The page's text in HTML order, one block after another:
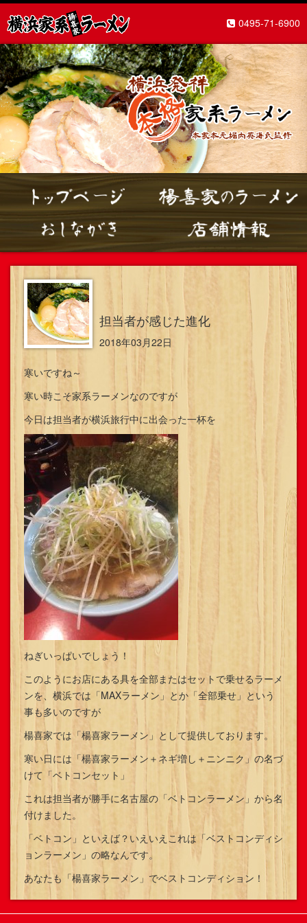
0495-71-6900
担当者が感じた進化
2018年03月22日
寒いですね～
寒い時こそ家系ラーメンなのですが
今日は担当者が横浜旅行中に出会った一杯を
ねぎいっぱいでしょう！
このようにお店にある具を全部またはセットで乗せるラーメ
ンを、横浜では「MAXラーメン」とか「全部乗せ」という
事も多いのですが
楊喜家では「楊喜家ラーメン」として提供しております。
寒い日には「楊喜家ラーメン＋ネギ増し＋ニンニク」の名づ
けて「ベトコンセット」
これは担当者が勝手に名古屋の「ベトコンラーメン」から名
付けました。
「ベトコン」といえば？いえいえこれは「ベストコンディシ
ョンラーメン」の略なんです。
あなたも「楊喜家ラーメン」でベストコンディション！